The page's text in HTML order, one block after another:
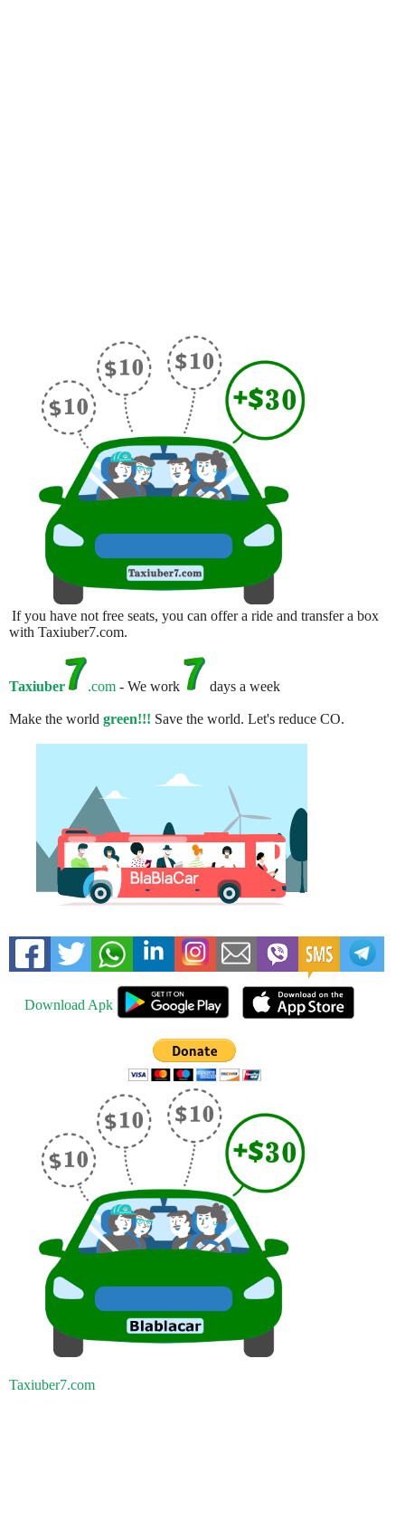
If you have not free seats, you can offer a ride and transfer a box
with Taxiuber7.com.
Taxiuber .com - We work days a week
Make the world green!!! Save the world. Let's reduce CO.
Download Apk
Taxiuber7.com